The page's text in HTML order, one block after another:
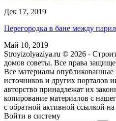
Дек 17, 2019
Перегородка в бане между
Май 10, 2019
Stroyizolyaziya.ru © 2026 -
домов советы. Все права
Все материалы опубликованные
источников и других порталов
авторство принадлежат их
копирование материалов с
с обратной активной ссылкой на
Войти в систему